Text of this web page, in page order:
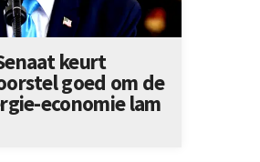
keurt
goed om de
economie lam